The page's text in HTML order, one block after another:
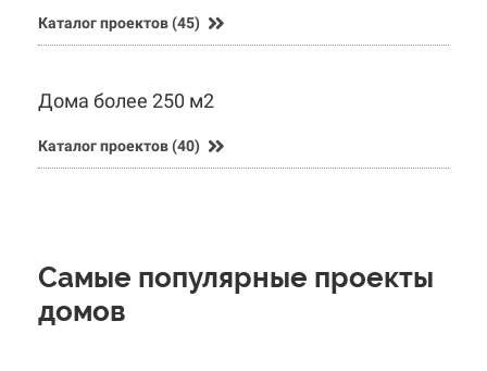
Каталог проектов (45)
Дома более 250 м2
Каталог проектов (40)
Самые популярные проекты
домов